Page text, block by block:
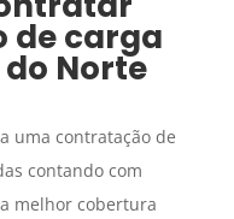
de carga
Norte
uma contratação de
contando com
melhor cobertura